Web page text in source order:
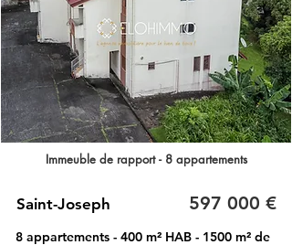
Immeuble de rapport - 8 appartements
Saint-Joseph 597 000 €
8 appartements - 400 m² HAB - 1500 m² de